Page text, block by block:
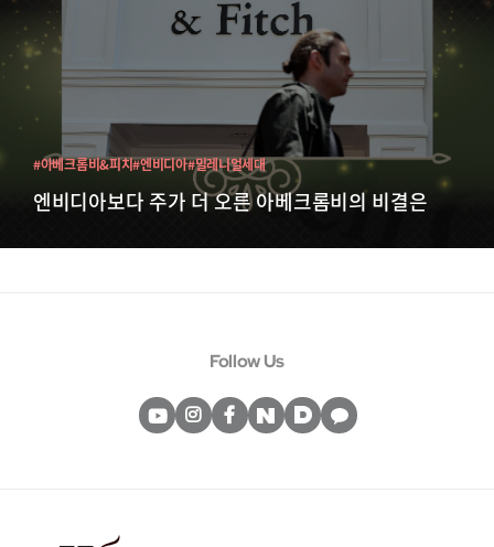
엔비디아보다 주가 더 오른 아베크롬비의 비결은
#아베크롬비&피치#엔비디아#밀레니얼세대
Follow Us